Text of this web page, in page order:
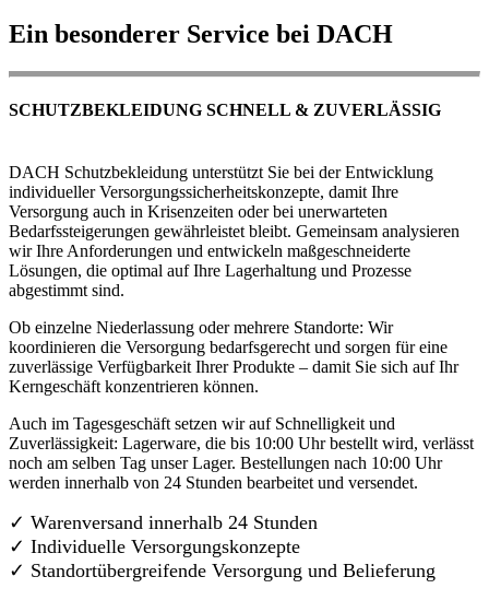
Ein besonderer Service bei DACH
SCHUTZBEKLEIDUNG SCHNELL & ZUVERLÄSSIG
DACH Schutzbekleidung unterstützt Sie bei der Entwicklung
individueller Versorgungssicherheitskonzepte, damit Ihre
Versorgung auch in Krisenzeiten oder bei unerwarteten
Bedarfssteigerungen gewährleistet bleibt. Gemeinsam analysieren
wir Ihre Anforderungen und entwickeln maßgeschneiderte
Lösungen, die optimal auf Ihre Lagerhaltung und Prozesse
abgestimmt sind.
Ob einzelne Niederlassung oder mehrere Standorte: Wir
koordinieren die Versorgung bedarfsgerecht und sorgen für eine
zuverlässige Verfügbarkeit Ihrer Produkte – damit Sie sich auf Ihr
Kerngeschäft konzentrieren können.
Auch im Tagesgeschäft setzen wir auf Schnelligkeit und
Zuverlässigkeit: Lagerware, die bis 10:00 Uhr bestellt wird, verlässt
noch am selben Tag unser Lager. Bestellungen nach 10:00 Uhr
werden innerhalb von 24 Stunden bearbeitet und versendet.
✓ Warenversand innerhalb 24 Stunden
✓ Individuelle Versorgungskonzepte
✓ Standortübergreifende Versorgung und Belieferung